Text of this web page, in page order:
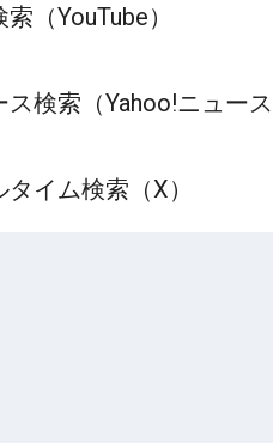
（YouTube）
ス検索（Yahoo!ニュー
イム検索（X）